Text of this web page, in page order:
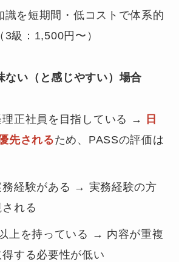
識を短期間・低コストで体系的
級：1,500円〜）
ない（と感じやすい）場合
理正社員を目指している →
日
先されるため、PASSの評価は
務経験がある → 実務経験の方
れる
上を持っている → 内容が重複
する必要性が低い